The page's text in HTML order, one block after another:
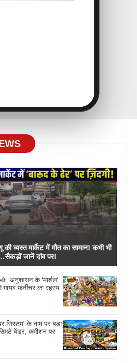
व्यस्त मार्केट में मौत का सामान! कभी भी
जानें दांव पर!
अनुशासन के ‘मार्शल’
फर्नीचर का रहस्य
सिस्टम’ के नाम पर बड़ा
वेंडर, कमीशन पर